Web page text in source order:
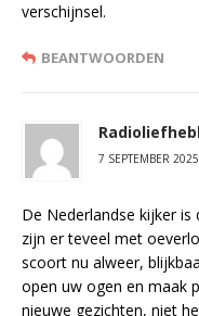
verschijnsel.
BEANTWOORDEN
7 SEPTEMBER
De Nederlandse kijker
zijn er teveel met
scoort nu alweer,
open uw ogen en maak
nieuwe gezichten, niet